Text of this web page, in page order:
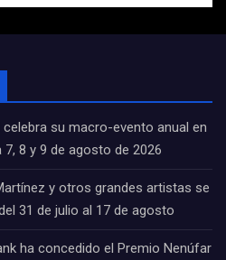
su macro-evento anual en
8 y 9 de agosto de 2026
y otros grandes artistas se
31 de julio al 17 de agosto
ha concedido el Premio Nenúfar